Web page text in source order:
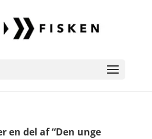
del af “Den unge